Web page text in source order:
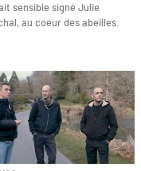
sensible signé Julie
au coeur des abeilles.